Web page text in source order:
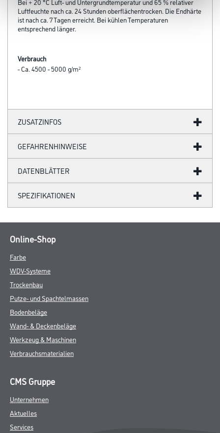
Luftfeuchte nach ca. 24 Stunden oberflächentrocken. Die Endhärte
ist nach ca. 7 Tagen erreicht. Bei kühlen Temperaturen
entsprechend länger.
Verbrauch
- Ca. 4500 - 5000 g/m²
ZUSATZINFOS
GEFAHRENHINWEISE
DATENBLÄTTER
SPEZIFIKATIONEN
Online-Shop
Farbe
WDV-Systeme
Trockenbau
Putze- und Spachtelmassen
Bodenbeläge
Wand- & Deckenbeläge
Werkzeug & Maschinen
Verbrauchsmaterialien
CMS Gruppe
Unternehmen
Aktuelles
Services